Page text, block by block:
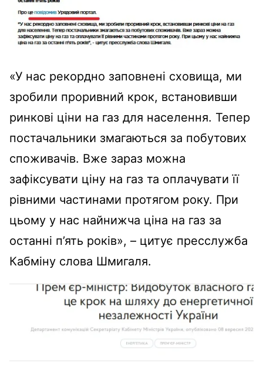
«У нас рекордно заповнені сховища, ми
зробили проривний крок, встановивши
ринкові ціни на газ для населення. Тепер
постачальники змагаються за побутових
споживачів. Вже зараз можна
зафіксувати ціну на газ та оплачувати її
рівними частинами протягом року. При
цьому у нас найнижча ціна на газ за
останні п’ять років», – цитує пресслужба
Кабміну слова Шмигаля.